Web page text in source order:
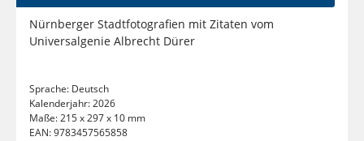
Nürnberger Stadtfotografien mit Zitaten vom
Universalgenie Albrecht Dürer
Sprache: Deutsch
Kalenderjahr:2026
Maße:215 x 297 x 10 mm
EAN:9783457565858